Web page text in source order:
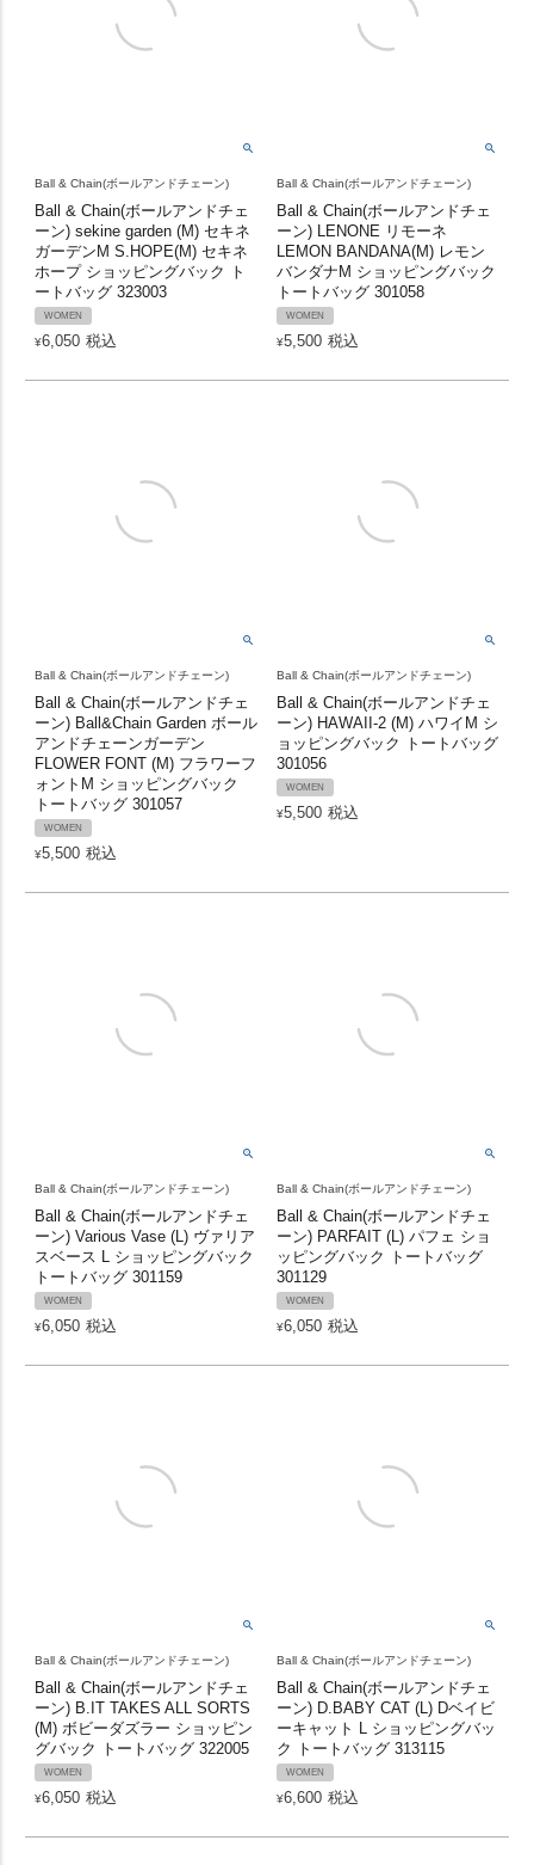
Ball & Chain(ボールアンドチェーン)
Ball & Chain(ボールアンドチェ
ーン) sekine garden (M) セキネ
ガーデンM S.HOPE(M) セキネ
ホープ ショッピングバック ト
ートバッグ 323003
WOMEN
¥6,050 税込
Ball & Chain(ボールアンドチェーン)
Ball & Chain(ボールアンドチェ
ーン) LENONE リモーネ
LEMON BANDANA(M) レモン
バンダナM ショッピングバック
トートバッグ 301058
WOMEN
¥5,500 税込
Ball & Chain(ボールアンドチェーン)
Ball & Chain(ボールアンドチェ
ーン) Ball&Chain Garden ボール
アンドチェーンガーデン
FLOWER FONT (M) フラワーフ
ォントM ショッピングバック
トートバッグ 301057
WOMEN
¥5,500 税込
Ball & Chain(ボールアンドチェーン)
Ball & Chain(ボールアンドチェ
ーン) HAWAII-2 (M) ハワイM シ
ョッピングバック トートバッグ
301056
WOMEN
¥5,500 税込
Ball & Chain(ボールアンドチェーン)
Ball & Chain(ボールアンドチェ
ーン) Various Vase (L) ヴァリア
スベース L ショッピングバック
トートバッグ 301159
WOMEN
¥6,050 税込
Ball & Chain(ボールアンドチェーン)
Ball & Chain(ボールアンドチェ
ーン) PARFAIT (L) パフェ ショ
ッピングバック トートバッグ
301129
WOMEN
¥6,050 税込
Ball & Chain(ボールアンドチェーン)
Ball & Chain(ボールアンドチェ
ーン) B.IT TAKES ALL SORTS
(M) ボビーダズラー ショッピン
グバック トートバッグ 322005
WOMEN
¥6,050 税込
Ball & Chain(ボールアンドチェーン)
Ball & Chain(ボールアンドチェ
ーン) D.BABY CAT (L) Dベイビ
ーキャット L ショッピングバッ
ク トートバッグ 313115
WOMEN
¥6,600 税込